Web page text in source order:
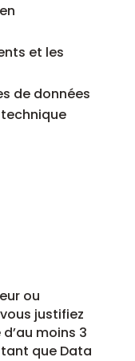
et les
de données
ou
justifiez
moins 3
que Data